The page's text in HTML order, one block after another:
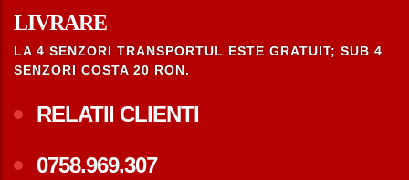
LIVRARE
LA 4 SENZORI TRANSPORTUL ESTE GRATUIT; SUB 4
SENZORI COSTA 20 RON.
RELATII CLIENTI
0758.969.307